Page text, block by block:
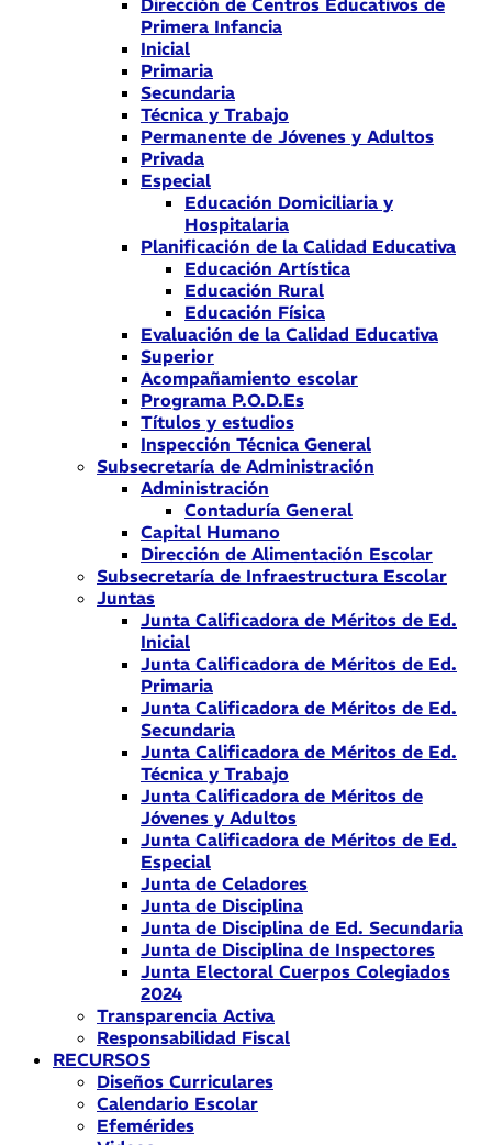
Dirección de Centros Educativos de
Primera Infancia
Inicial
Primaria
Secundaria
Técnica y Trabajo
Permanente de Jóvenes y Adultos
Privada
Especial
Educación Domiciliaria y
Hospitalaria
Planificación de la Calidad Educativa
Educación Artística
Educación Rural
Educación Física
Evaluación de la Calidad Educativa
Superior
Acompañamiento escolar
Programa P.O.D.Es
Títulos y estudios
Inspección Técnica General
Subsecretaría de Administración
Administración
Contaduría General
Capital Humano
Dirección de Alimentación Escolar
Subsecretaría de Infraestructura Escolar
Juntas
Junta Calificadora de Méritos de Ed.
Inicial
Junta Calificadora de Méritos de Ed.
Primaria
Junta Calificadora de Méritos de Ed.
Secundaria
Junta Calificadora de Méritos de Ed.
Técnica y Trabajo
Junta Calificadora de Méritos de
Jóvenes y Adultos
Junta Calificadora de Méritos de Ed.
Especial
Junta de Celadores
Junta de Disciplina
Junta de Disciplina de Ed. Secundaria
Junta de Disciplina de Inspectores
Junta Electoral Cuerpos Colegiados
2024
Transparencia Activa
Responsabilidad Fiscal
RECURSOS
Diseños Curriculares
Calendario Escolar
Efemérides